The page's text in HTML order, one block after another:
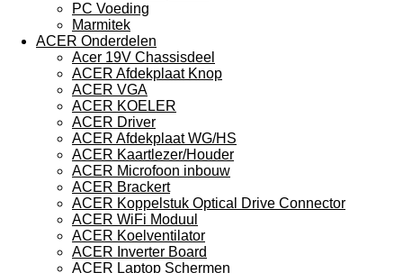
PC Voeding
Marmitek
ACER Onderdelen
Acer 19V Chassisdeel
ACER Afdekplaat Knop
ACER VGA
ACER KOELER
ACER Driver
ACER Afdekplaat WG/HS
ACER Kaartlezer/Houder
ACER Microfoon inbouw
ACER Brackert
ACER Koppelstuk Optical Drive Connector
ACER WiFi Moduul
ACER Koelventilator
ACER Inverter Board
ACER Laptop Schermen